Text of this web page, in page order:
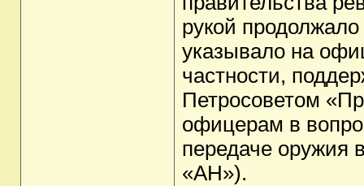
рукой
указывало на
частности,
Петросоветом
офицерам в
передаче оружия
«АН»).